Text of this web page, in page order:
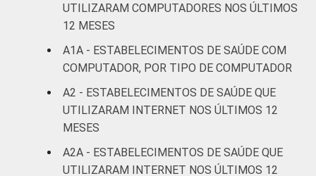
diagnose e
terapia
40 58
IDENTIFICAÇÃO DE
UNIDADE BÁSICA
UBS 22
UTILIZARAM COMPUTADORES NOS ÚLTIMOS
12 MESES
A1A - ESTABELECIMENTOS DE SAÚDE COM
COMPUTADOR, POR TIPO DE COMPUTADOR
A2 - ESTABELECIMENTOS DE SAÚDE QUE
UTILIZARAM INTERNET NOS ÚLTIMOS 12
MESES
A2A - ESTABELECIMENTOS DE SAÚDE QUE
UTILIZARAM INTERNET NOS ÚLTIMOS 12